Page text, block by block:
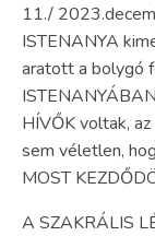
11./
ISTENANYA
aratott a bolygó
HÍVŐK voltak,
sem véletlen,
MOST
A SZAKRÁLIS